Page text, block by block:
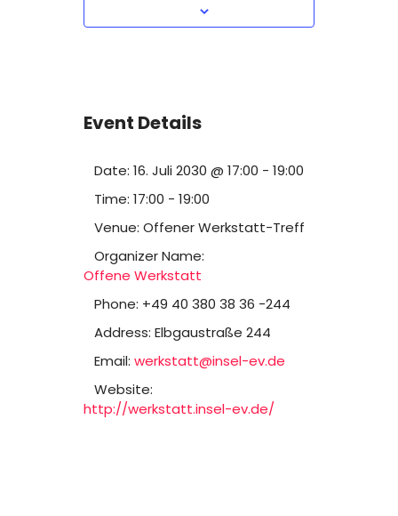
Event Details
Date: 16. Juli 2030 @ 17:00 - 19:00
Time: 17:00 - 19:00
Venue: Offener Werkstatt-Treff
Organizer Name:
Offene Werkstatt
Phone: +49 40 380 38 36 -244
Address: Elbgaustraße 244
Email: werkstatt@insel-ev.de
Website:
http://werkstatt.insel-ev.de/